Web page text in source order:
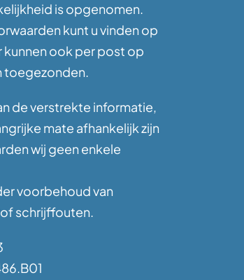
is opgenomen.
kunt u vinden op
kunnen ook per post op
toegezonden.
de verstrekte informatie,
mate afhankelijk zijn
wij geen enkele
voorbehoud van
schrijffouten.